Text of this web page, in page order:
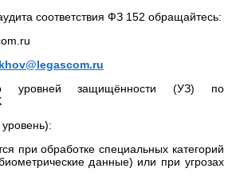
соответствия ФЗ 152 обращайтесь:
уровней защищённости (УЗ) по
обработке специальных категорий
данные) или при угрозах